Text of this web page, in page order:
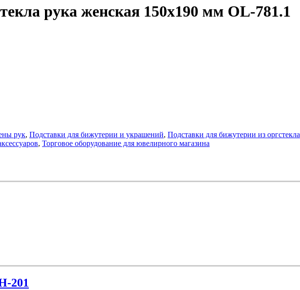
рука женская 150х190 мм OL-781.1
рук, Подставки для бижутерии и украшений, Подставки для бижутерии из оргстекла
, Торговое оборудование для ювелирного магазина
201